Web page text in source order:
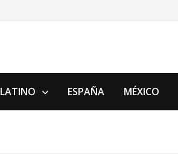
LATINO ESPAÑA MÉXICO